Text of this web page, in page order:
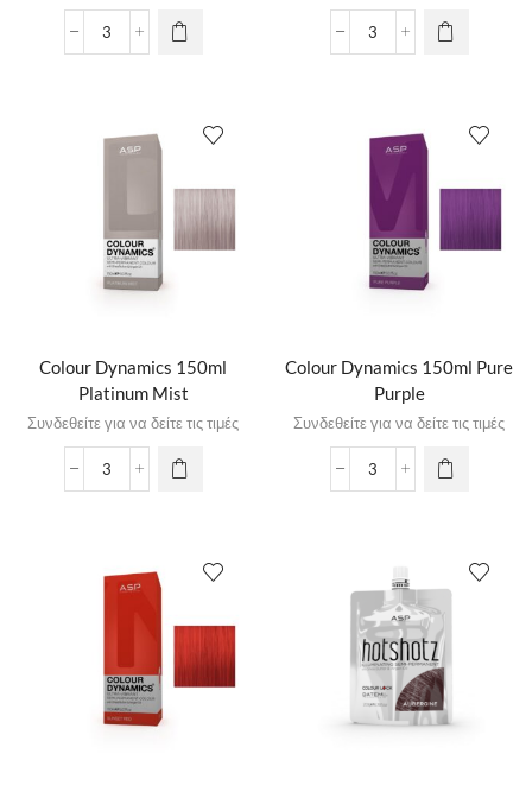
Colour Dynamics 150ml
Platinum Mist
Συνδεθείτε για να δείτε τις τιμές
Colour Dynamics 150ml Pure
Purple
Συνδεθείτε για να δείτε τις τιμές